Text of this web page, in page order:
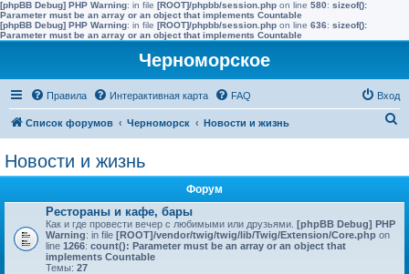
[phpBB Debug] PHP Warning: in file [ROOT]/phpbb/session.php on line 580: sizeof():
Parameter must be an array or an object that implements Countable
[phpBB Debug] PHP Warning: in file [ROOT]/phpbb/session.php on line 636: sizeof():
Parameter must be an array or an object that implements Countable
Черноморское
Правила Интерактивная карта FAQ Вход
Список форумов Черноморск Новости и жизнь
Новости и жизнь
Форум
Рестораны и кафе, бары
Как и где провести вечер c любимыми или друзьями. [phpBB Debug] PHP
Warning: in file [ROOT]/vendor/twig/twig/lib/Twig/Extension/Core.php on
line 1266: count(): Parameter must be an array or an object that
implements Countable
Темы: 27